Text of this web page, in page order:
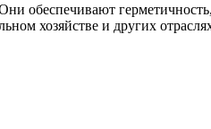
обеспечивают
хозяйстве и других